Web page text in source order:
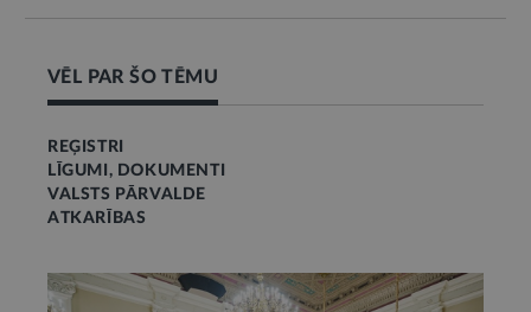
VĒL PAR ŠO TĒMU
REĢISTRI
LĪGUMI, DOKUMENTI
VALSTS PĀRVALDE
ATKARĪBAS